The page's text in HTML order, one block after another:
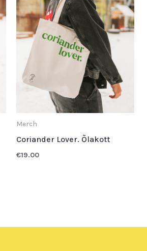
Merch
Coriander Lover. Õlakott
€19.00